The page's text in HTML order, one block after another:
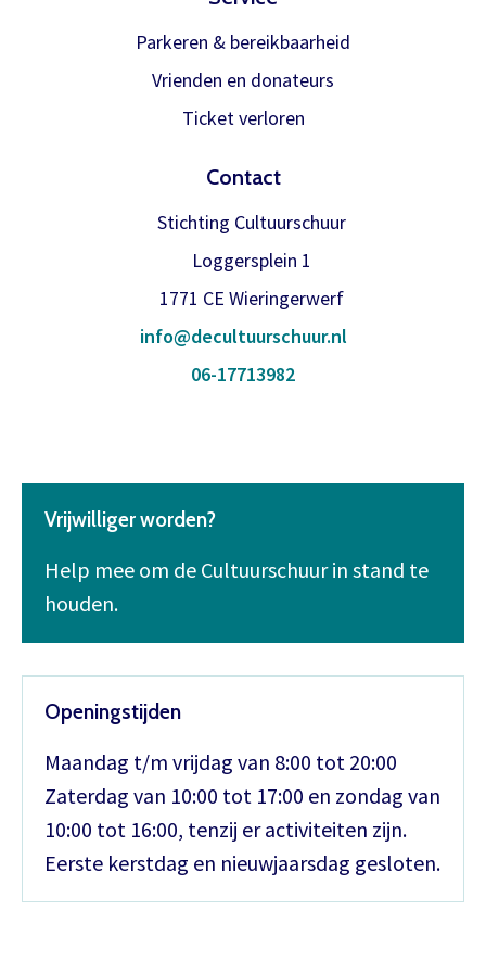
Parkeren & bereikbaarheid
Vrienden en donateurs
Ticket verloren
Contact
Stichting Cultuurschuur
Loggersplein 1
1771 CE Wieringerwerf
info@decultuurschuur.nl
06-17713982
Vrijwilliger worden?
Help mee om de Cultuurschuur in stand te
houden.
Openingstijden
Maandag t/m vrijdag van 8:00 tot 20:00
Zaterdag van 10:00 tot 17:00 en zondag van
10:00 tot 16:00, tenzij er activiteiten zijn.
Eerste kerstdag en nieuwjaarsdag gesloten.